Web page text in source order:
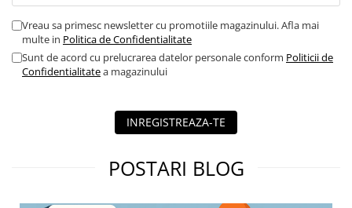
Vreau sa primesc newsletter cu promotiile magazinului. Afla mai
multe in Politica de Confidentialitate
Sunt de acord cu prelucrarea datelor personale conform Politicii de
Confidentialitatea magazinului
INREGISTREAZA-TE
POSTARI BLOG